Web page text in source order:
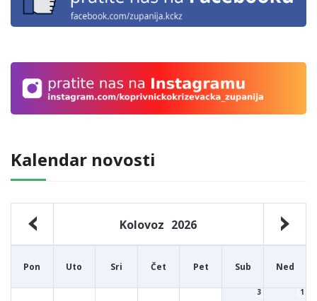
Kalendar novosti
Kolovoz 2026
Pon Uto Sri Čet Pet Sub Ned
3 1